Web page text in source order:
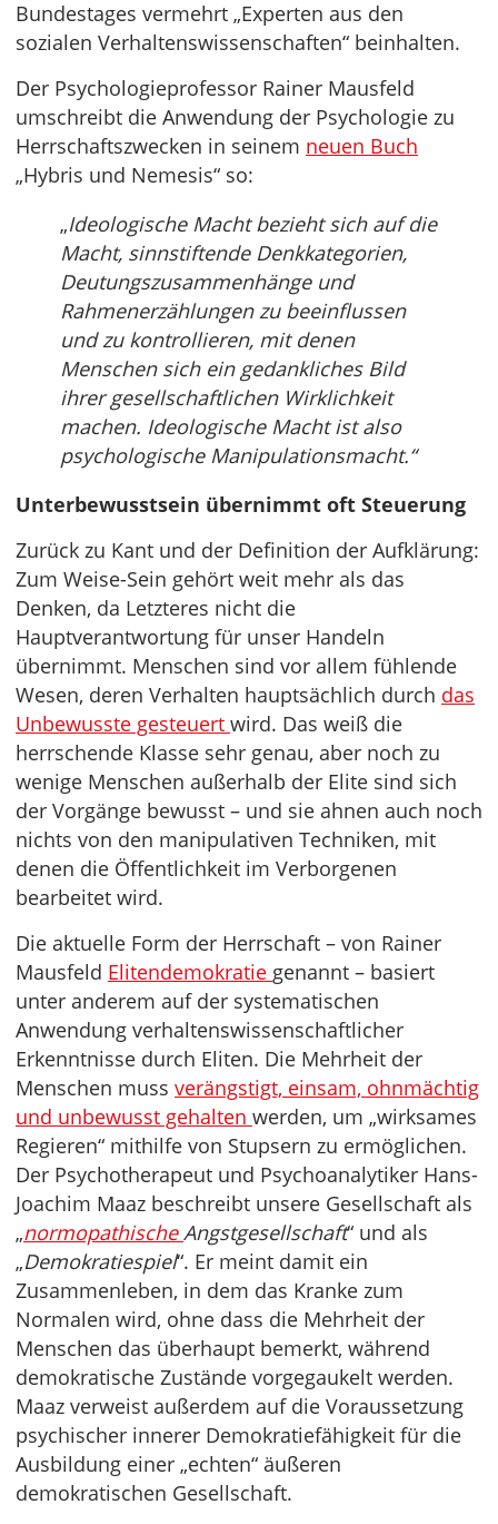
Bundestages vermehrt „Experten aus den
sozialen Verhaltenswissenschaften“ beinhalten.
Der Psychologieprofessor Rainer Mausfeld
umschreibt die Anwendung der Psychologie zu
Herrschaftszwecken in seinem neuen Buch
„Hybris und Nemesis“ so:
„Ideologische Macht bezieht sich auf die
Macht, sinnstiftende Denkkategorien,
Deutungszusammenhänge und
Rahmenerzählungen zu beeinflussen
und zu kontrollieren, mit denen
Menschen sich ein gedankliches Bild
ihrer gesellschaftlichen Wirklichkeit
machen. Ideologische Macht ist also
psychologische Manipulationsmacht.“
Unterbewusstsein übernimmt oft Steuerung
Zurück zu Kant und der Definition der Aufklärung:
Zum Weise-Sein gehört weit mehr als das
Denken, da Letzteres nicht die
Hauptverantwortung für unser Handeln
übernimmt. Menschen sind vor allem fühlende
Wesen, deren Verhalten hauptsächlich durch das
Unbewusste gesteuert wird. Das weiß die
herrschende Klasse sehr genau, aber noch zu
wenige Menschen außerhalb der Elite sind sich
der Vorgänge bewusst – und sie ahnen auch noch
nichts von den manipulativen Techniken, mit
denen die Öffentlichkeit im Verborgenen
bearbeitet wird.
Die aktuelle Form der Herrschaft – von Rainer
Mausfeld Elitendemokratie genannt – basiert
unter anderem auf der systematischen
Anwendung verhaltenswissenschaftlicher
Erkenntnisse durch Eliten. Die Mehrheit der
Menschen muss verängstigt, einsam, ohnmächtig
und unbewusst gehalten werden, um „wirksames
Regieren“ mithilfe von Stupsern zu ermöglichen.
Der Psychotherapeut und Psychoanalytiker Hans-
Joachim Maaz beschreibt unsere Gesellschaft als
„normopathischeAngstgesellschaft“ und als
„Demokratiespiel“. Er meint damit ein
Zusammenleben, in dem das Kranke zum
Normalen wird, ohne dass die Mehrheit der
Menschen das überhaupt bemerkt, während
demokratische Zustände vorgegaukelt werden.
Maaz verweist außerdem auf die Voraussetzung
psychischer innerer Demokratiefähigkeit für die
Ausbildung einer „echten“ äußeren
demokratischen Gesellschaft.